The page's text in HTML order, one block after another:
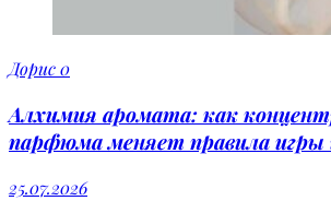
Дорис0
Алхимия аромата: как
парфюма меняет правила
25.07.2026